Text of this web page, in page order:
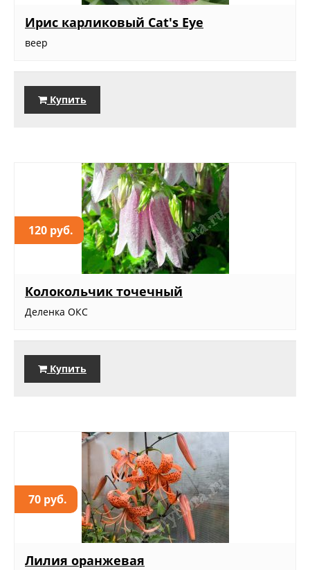
Ирис карликовый Cat's Eye
веер
Купить
120 руб.
Колокольчик точечный
Деленка ОКС
Купить
70 руб.
Лилия оранжевая